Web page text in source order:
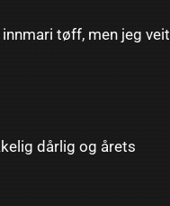
tøff, men jeg veit
dårlig og årets